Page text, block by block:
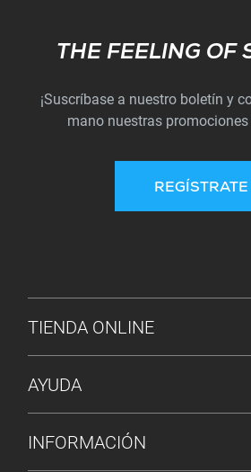
THE FEELING OF
¡Suscríbase a nuestro boletín y
mano nuestras
REGÍSTRATE
MENÚ DE PIE DE PÁGINA
TIENDA ONLINE
AYUDA
INFORMACIÓN